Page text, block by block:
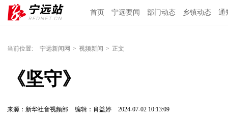
首页 宁远要闻 部门动态 乡镇动态 通
当前位置: 宁远新闻网 > 视频新闻 > 正文
《坚守》
来源：新华社音视频部 编辑：肖益婷 2024-07-02 10:13:09